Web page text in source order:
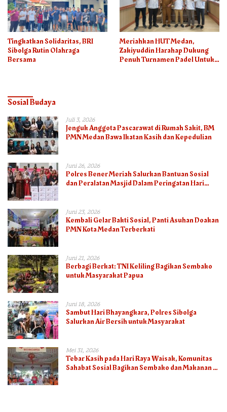
Tingkatkan Solidaritas, BRI
Sibolga Rutin Olahraga
Bersama
Meriahkan HUT Medan,
Zakiyuddin Harahap Dukung
Penuh Turnamen Padel Untuk
Sosial Budaya
Juli 3, 2026
Jenguk Anggota Pascarawat di Rumah Sakit, BM
PMN Medan Bawa Ikatan Kasih dan Kepedulian
Juni 26, 2026
Polres Bener Meriah Salurkan Bantuan Sosial
dan Peralatan Masjid Dalam Peringatan Hari
Juni 23, 2026
Kembali Gelar Bakti Sosial, Panti Asuhan Doakan
PMN Kota Medan Terberkati
Juni 21, 2026
Berbagi Berkat: TNI Keliling Bagikan Sembako
untuk Masyarakat Papua
Juni 18, 2026
Sambut Hari Bhayangkara, Polres Sibolga
Salurkan Air Bersih untuk Masyarakat
Mei 31, 2026
Tebar Kasih pada Hari Raya Waisak, Komunitas
Sahabat Sosial Bagikan Sembako dan Makanan di